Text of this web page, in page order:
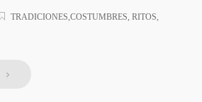
TRADICIONES,COSTUMBRES, RITOS,